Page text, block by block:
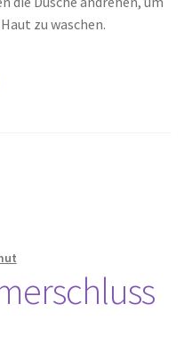
zu waschen.